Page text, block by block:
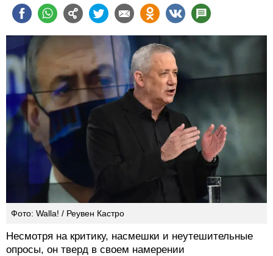
Фото: Walla! / Реувен Кастро
Несмотря на критику, насмешки и неутешительные
опросы, он тверд в своем намерении